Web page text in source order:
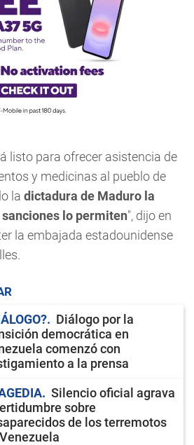
listo para ofrecer asistencia de
y medicinas al pueblo de
la dictadura de Maduro la
lo permiten", dijo en
la embajada estadounidense
Diálogo por la
democrática en
comenzó con
a la prensa
Silencio oficial agrava
sobre
de los terremotos